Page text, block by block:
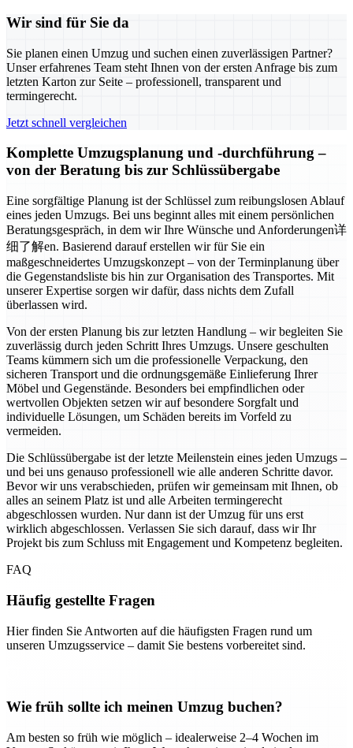
Wir sind für Sie da
Sie planen einen Umzug und suchen einen zuverlässigen Partner?
Unser erfahrenes Team steht Ihnen von der ersten Anfrage bis zum
letzten Karton zur Seite – professionell, transparent und
termingerecht.
Jetzt schnell vergleichen
Komplette Umzugsplanung und -durchführung –
von der Beratung bis zur Schlüssübergabe
Eine sorgfältige Planung ist der Schlüssel zum reibungslosen Ablauf
eines jeden Umzugs. Bei uns beginnt alles mit einem persönlichen
Beratungsgespräch, in dem wir Ihre Wünsche und Anforderungen详
细了解en. Basierend darauf erstellen wir für Sie ein
maßgeschneidertes Umzugskonzept – von der Terminplanung über
die Gegenstandsliste bis hin zur Organisation des Transportes. Mit
unserer Expertise sorgen wir dafür, dass nichts dem Zufall
überlassen wird.
Von der ersten Planung bis zur letzten Handlung – wir begleiten Sie
zuverlässig durch jeden Schritt Ihres Umzugs. Unsere geschulten
Teams kümmern sich um die professionelle Verpackung, den
sicheren Transport und die ordnungsgemäße Einlieferung Ihrer
Möbel und Gegenstände. Besonders bei empfindlichen oder
wertvollen Objekten setzen wir auf besondere Sorgfalt und
individuelle Lösungen, um Schäden bereits im Vorfeld zu
vermeiden.
Die Schlüssübergabe ist der letzte Meilenstein eines jeden Umzugs –
und bei uns genauso professionell wie alle anderen Schritte davor.
Bevor wir uns verabschieden, prüfen wir gemeinsam mit Ihnen, ob
alles an seinem Platz ist und alle Arbeiten termingerecht
abgeschlossen wurden. Nur dann ist der Umzug für uns erst
wirklich abgeschlossen. Verlassen Sie sich darauf, dass wir Ihr
Projekt bis zum Schluss mit Engagement und Kompetenz begleiten.
FAQ
Häufig gestellte Fragen
Hier finden Sie Antworten auf die häufigsten Fragen rund um
unseren Umzugsservice – damit Sie bestens vorbereitet sind.
Wie früh sollte ich meinen Umzug buchen?
Am besten so früh wie möglich – idealerweise 2–4 Wochen im